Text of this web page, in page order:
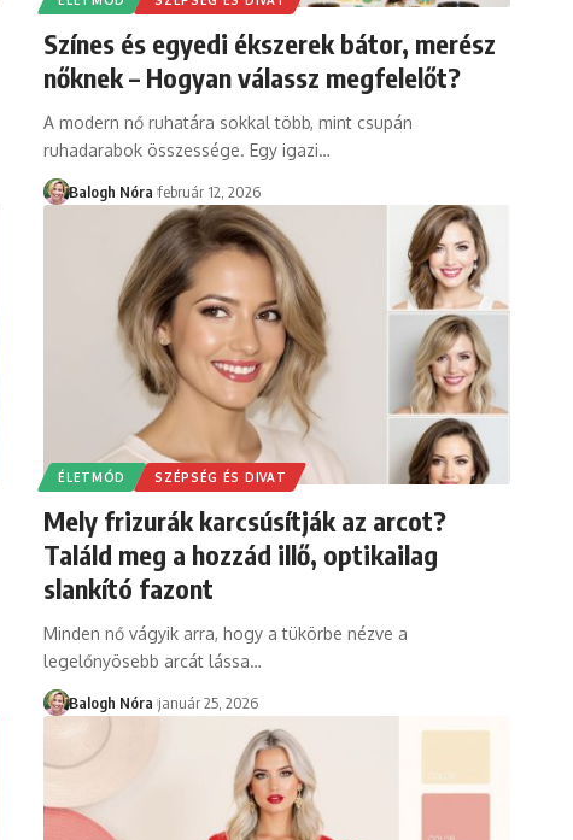
Színes és egyedi ékszerek bátor, merész
nőknek – Hogyan válassz megfelelőt?
A modern nő ruhatára sokkal több, mint csupán
ruhadarabok összessége. Egy igazi…
Balogh Nóra február 12, 2026
ÉLETMÓD SZÉPSÉG ÉS DIVAT
Mely frizurák karcsúsítják az arcot?
Találd meg a hozzád illő, optikailag
slankító fazont
Minden nő vágyik arra, hogy a tükörbe nézve a
legelőnyösebb arcát lássa…
Balogh Nóra január 25, 2026